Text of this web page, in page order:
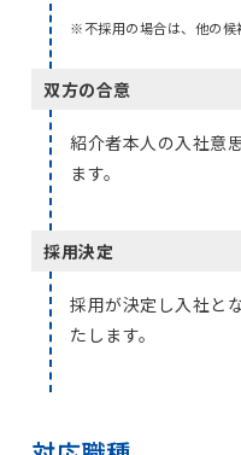
※不採用の場合は、他の候
双方の合意
紹介者本人の入社意
ます。
採用決定
採用が決定し入社と
たします。